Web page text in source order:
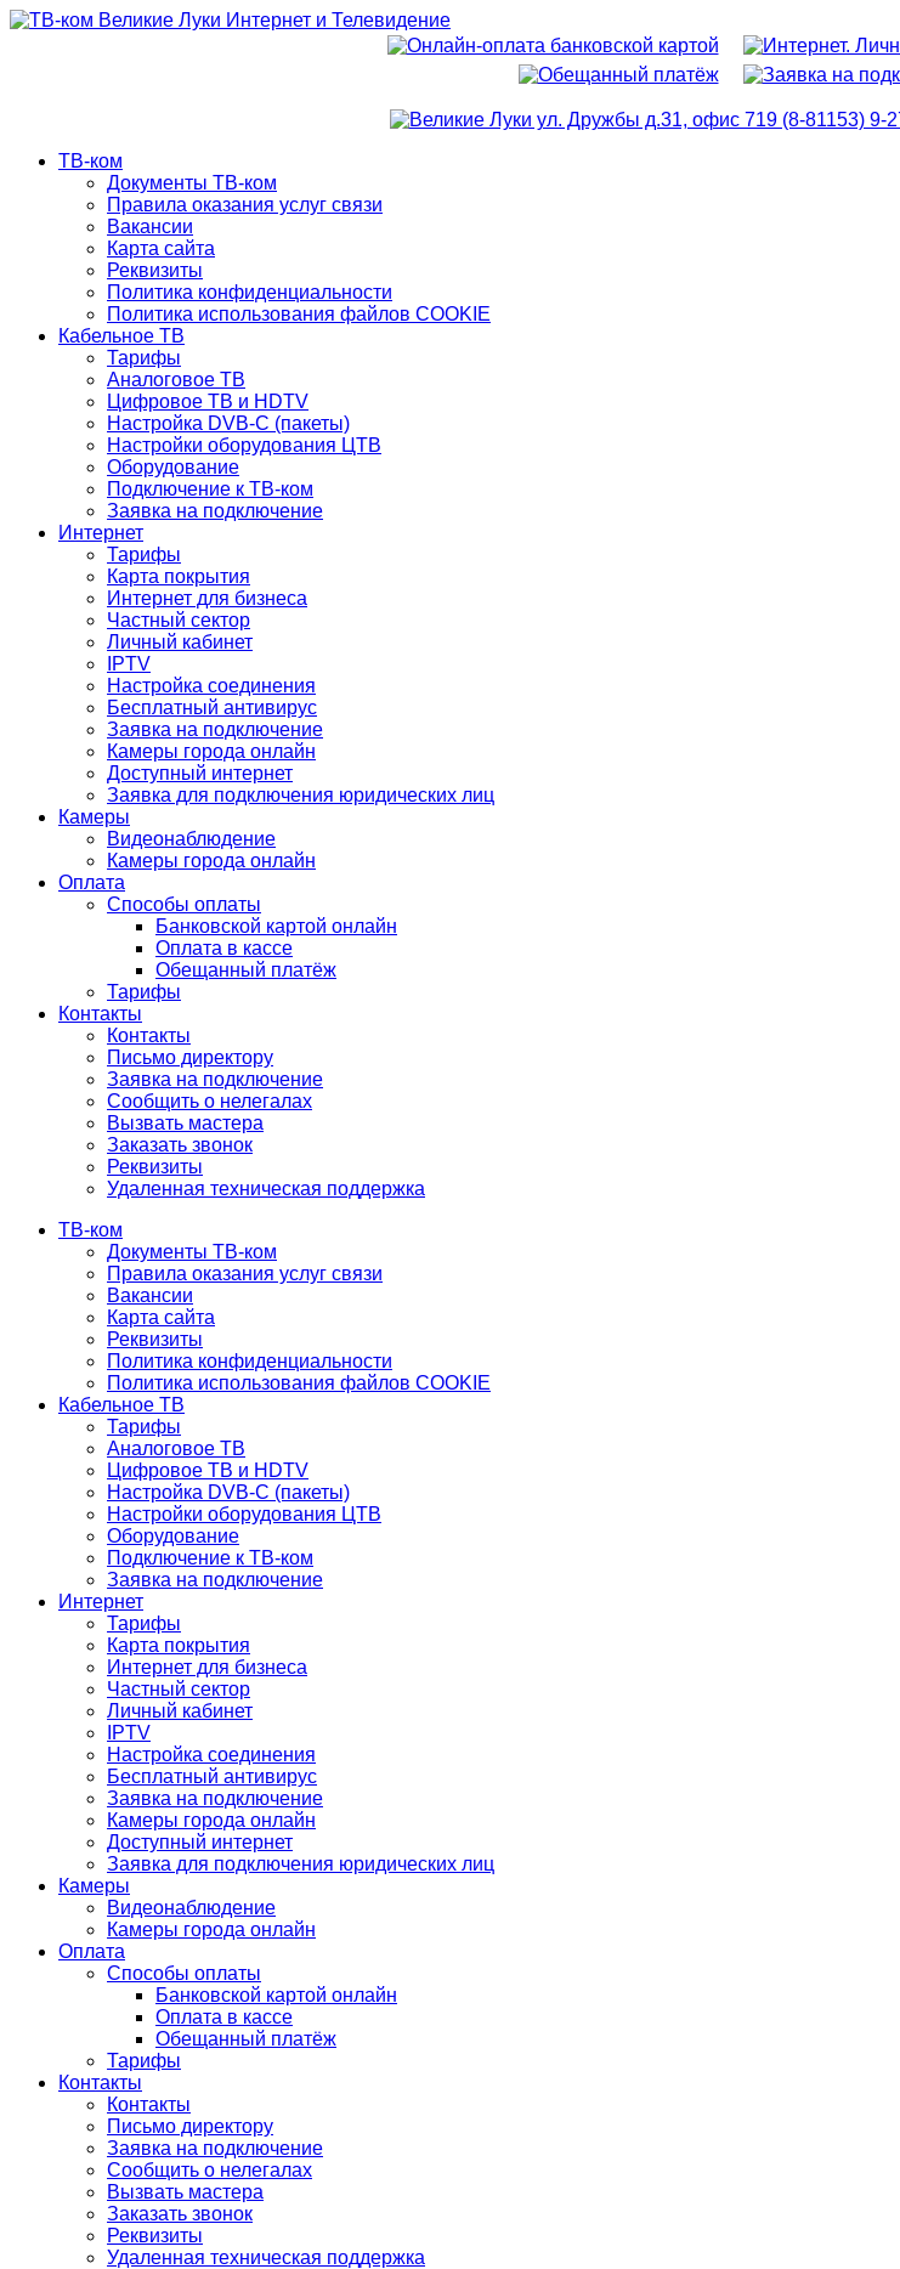
ТВ-ком
Документы ТВ-ком
Правила оказания услуг связи
Вакансии
Карта сайта
Реквизиты
Политика конфиденциальности
Политика использования файлов COOKIE
Кабельное ТВ
Тарифы
Аналоговое ТВ
Цифровое ТВ и HDTV
Настройка DVB-C (пакеты)
Настройки оборудования ЦТВ
Оборудование
Подключение к ТВ-ком
Заявка на подключение
Интернет
Тарифы
Карта покрытия
Интернет для бизнеса
Частный сектор
Личный кабинет
IPTV
Настройка соединения
Бесплатный антивирус
Заявка на подключение
Камеры города онлайн
Доступный интернет
Заявка для подключения юридических лиц
Камеры
Видеонаблюдение
Камеры города онлайн
Оплата
Способы оплаты
Банковской картой онлайн
Оплата в кассе
Обещанный платёж
Тарифы
Контакты
Контакты
Письмо директору
Заявка на подключение
Сообщить о нелегалах
Вызвать мастера
Заказать звонок
Реквизиты
Удаленная техническая поддержка
ТВ-ком
Документы ТВ-ком
Правила оказания услуг связи
Вакансии
Карта сайта
Реквизиты
Политика конфиденциальности
Политика использования файлов COOKIE
Кабельное ТВ
Тарифы
Аналоговое ТВ
Цифровое ТВ и HDTV
Настройка DVB-C (пакеты)
Настройки оборудования ЦТВ
Оборудование
Подключение к ТВ-ком
Заявка на подключение
Интернет
Тарифы
Карта покрытия
Интернет для бизнеса
Частный сектор
Личный кабинет
IPTV
Настройка соединения
Бесплатный антивирус
Заявка на подключение
Камеры города онлайн
Доступный интернет
Заявка для подключения юридических лиц
Камеры
Видеонаблюдение
Камеры города онлайн
Оплата
Способы оплаты
Банковской картой онлайн
Оплата в кассе
Обещанный платёж
Тарифы
Контакты
Контакты
Письмо директору
Заявка на подключение
Сообщить о нелегалах
Вызвать мастера
Заказать звонок
Реквизиты
Удаленная техническая поддержка